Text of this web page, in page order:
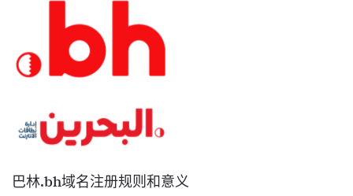
巴林.bh域名注册规则和意义